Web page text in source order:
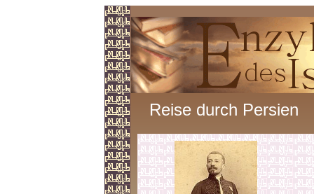
Reise durch Persien